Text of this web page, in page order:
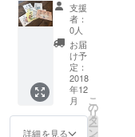
ん。 そ
の時に
届いた
カード
があな
たへの
メッ
セージ
です。
しの武
Shinob
応援
隊】 お
に画作
家しの
武さん
のメッ
セージ
ポスト
カード
３枚組
支援
者：
0人
お届
け予
定：
2018
年12
月
詳細を見る
こ
の
リ
タ
ー
ン